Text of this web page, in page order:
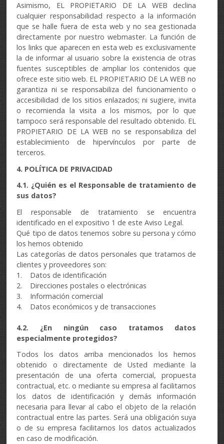
Asimismo, EL PROPIETARIO DE LA WEB declina
cualquier responsabilidad respecto a la información
que se halle fuera de esta web y no sea gestionada
directamente por nuestro webmaster. La función de
los links que aparecen en esta web es exclusivamente
la de informar al usuario sobre la existencia de otras
fuentes susceptibles de ampliar los contenidos que
ofrece este sitio web. EL PROPIETARIO DE LA WEB no
garantiza ni se responsabiliza del funcionamiento o
accesibilidad de los sitios enlazados; ni sugiere, invita
o recomienda la visita a los mismos, por lo que
tampoco será responsable del resultado obtenido. EL
PROPIETARIO DE LA WEB no se responsabiliza del
establecimiento de hipervínculos por parte de
terceros.
4. POLÍTICA DE PRIVACIDAD
4.1. ¿Quién es el Responsable de tratamiento de
sus datos?
El responsable de tratamiento se encuentra
identificado en el expositivo 1 de este Aviso Legal.
Qué tipo de datos tenemos sobre su persona y cómo
los hemos obtenido
Las categorías de datos personales que tratamos de
clientes y proveedores son:
1. Datos de identificación
2. Direcciones postales o electrónicas
3. Información comercial
4. Datos económicos y de transacciones
4.2. ¿En ningún caso tratamos datos
especialmente protegidos?
Todos los datos arriba mencionados los hemos
obtenido o directamente de Usted mediante la
presentación de una oferta comercial, propuesta
contractual, etc. o mediante su empresa al facilitarnos
los datos de identificación y demás información
necesaria para llevar al cabo el objeto de la relación
contractual entre las partes. Será una obligación suya
o de su empresa facilitarnos los datos actualizados
en caso de modificación.